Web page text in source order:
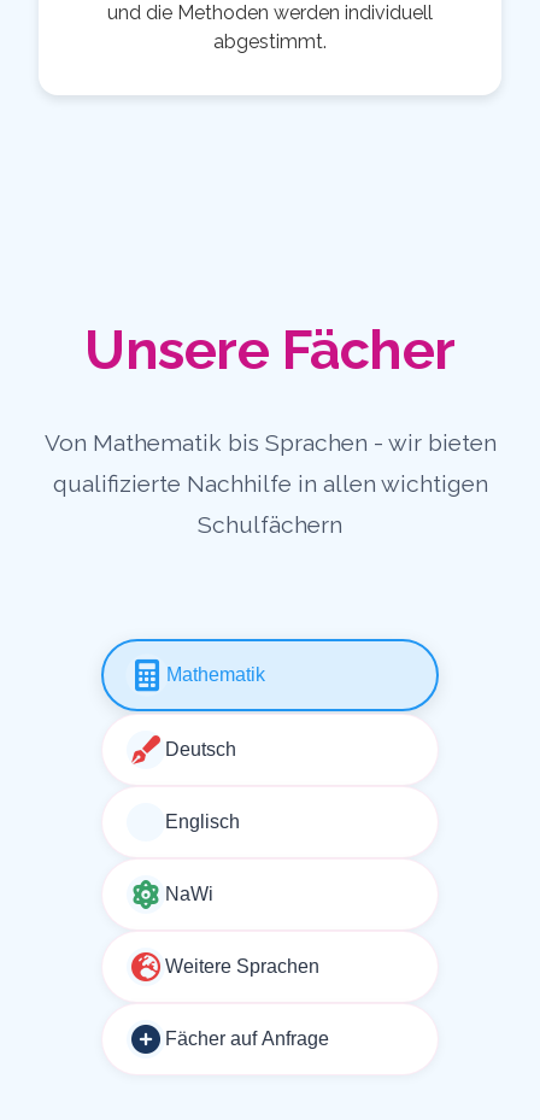
und die Methoden werden individuell
abgestimmt.
Unsere Fächer
Von Mathematik bis Sprachen - wir bieten
qualifizierte Nachhilfe in allen wichtigen
Schulfächern
Mathematik
Deutsch
Englisch
NaWi
Weitere Sprachen
Fächer auf Anfrage